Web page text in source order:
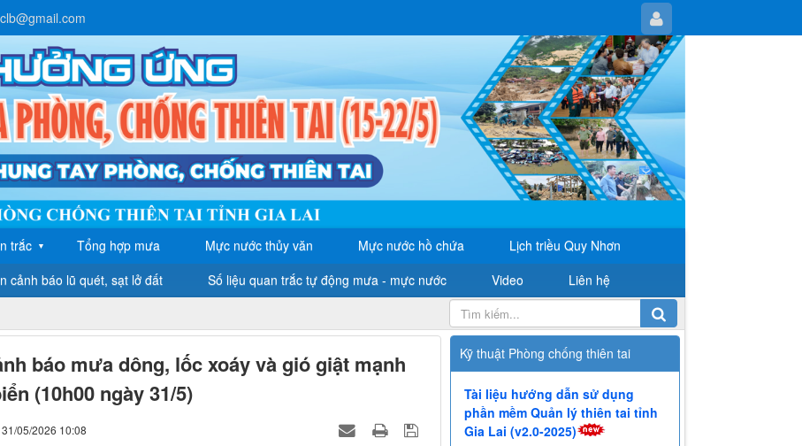
trắc ▼ Tổng hợp mưa Mực nước thủy văn Mực nước hồ chứa
Lịch triều Quy Nhơn
cảnh báo lũ quét, sạt lở đất Số liệu quan trắc tự động mưa - mực nước Video Liên hệ
báo mưa dông, lốc xoáy và gió giật mạnh
(10h00 ngày 31/5)
05/2026 10:08
Kỹ thuật Phòng chống thiên tai
Tài liệu hướng dẫn sử dụng
phần mềm Quản lý thiên tai tỉnh
Gia Lai (v2.0-2025)